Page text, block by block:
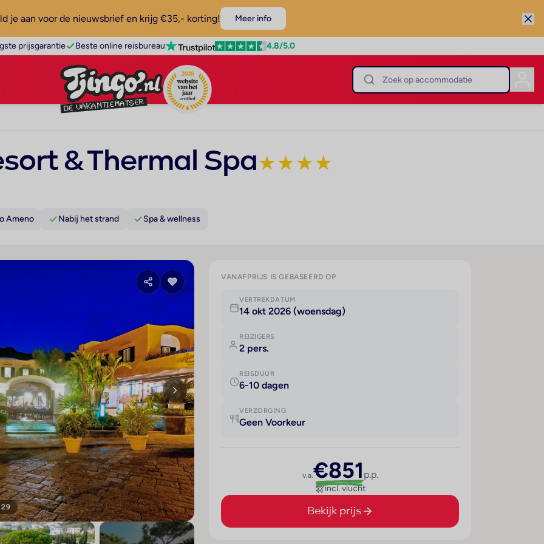
je aan voor de nieuwsbrief en krijg €35,- korting! Meer info
prijsgarantie Beste online reisbureau 4.8/5.0
& Thermal Spa★★★★
Ameno Nabij het strand Spa & wellness
VANAFPRIJS IS GEBASEERD OP
VERTREKDATUM
14 okt 2026 (woensdag)
REIZIGERS
2 pers.
REISDUUR
6-10 dagen
VERZORGING
Geen Voorkeur
v.a.€851 p.p.
incl. vlucht
Bekijk prijs